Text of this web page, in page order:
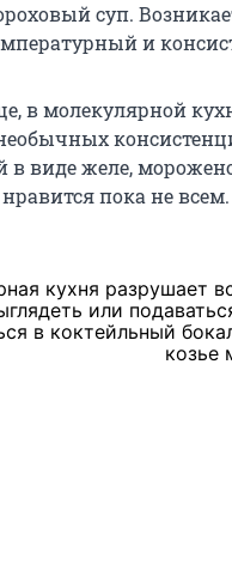
суп.
и
в молекулярной
в виде желе,
пока не всем.
кухня разрушает
или
в коктейльный
козье